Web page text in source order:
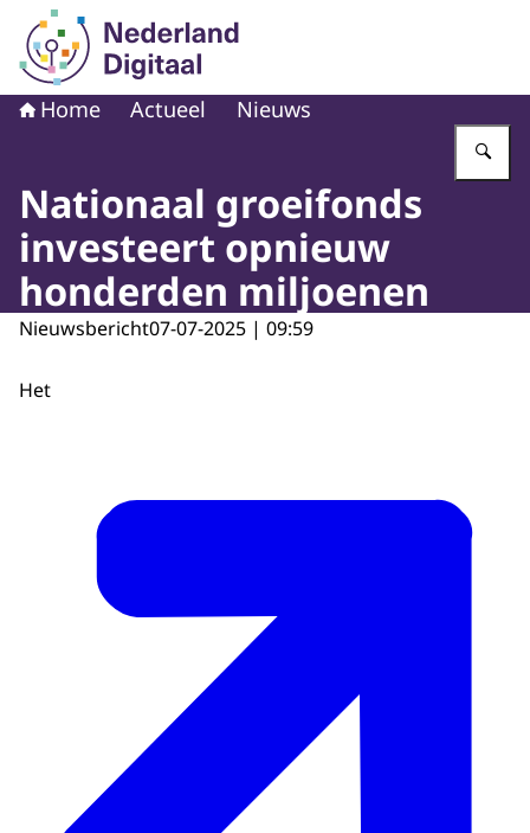
Naar de homepage van Nederland Digitaal
Home Actueel Nieuws
Nationaal groeifonds
investeert opnieuw
honderden miljoenen
Nieuwsbericht07-07-2025 | 09:59
Het